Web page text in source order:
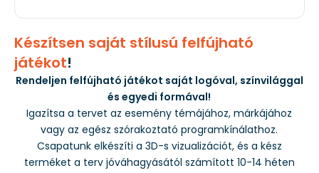
Készítsen saját stílusú felfújható
játékot!
Rendeljen felfújható játékot saját logóval, színvilággal
és egyedi formával!
Igazítsa a tervet az esemény témájához, márkájához
vagy az egész szórakoztató programkínálathoz.
Csapatunk elkészíti a 3D-s vizualizációt, és a kész
terméket a terv jóváhagyásától számított 10-14 héten